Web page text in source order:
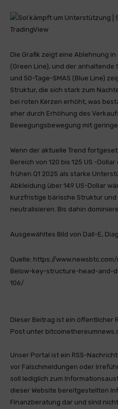
Die Grafik zeigt eine Ablehnung in
(Green Line), und der
und 50-Tage-SMAS (Blue Line)
Struktur, die sich stark zum
bei roten Kerzen erhöht, was
eher durch Erhöhung des
Bewegungsbewegung mit
Wenn der aktuelle Trend
Bereich von 120 bis 125 US -
frühen Q1 2025 als starke
Abkleidung über 149 US-Dollar
kurzfristige bärische Struktur
neutralisieren. Bis dahin
Ausgewähltes Bild von Dall-E,
Quelle: https://
Below-key-structure-head-and-
106/
Dieser Beitrag ist ein öffentlicher
Post unter
Unser Portal ist ein RSS-
vor Falschmeldungen oder
soll lediglich zum
dieser Website bereitgestellten
Finanzberatung dar und sind